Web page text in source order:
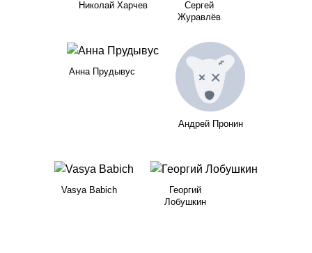
Николай Харчев
Сергей
Журавлёв
Анна Прудывус
Андрей Пронин
Vasya Babich
Георгий
Лобушкин